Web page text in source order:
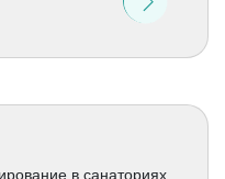
в санаториях